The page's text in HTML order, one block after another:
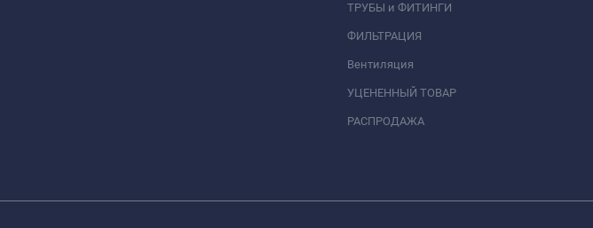
ТРУБЫ и ФИТИНГИ
ФИЛЬТРАЦИЯ
Вентиляция
УЦЕНЕННЫЙ ТОВАР
РАСПРОДАЖА